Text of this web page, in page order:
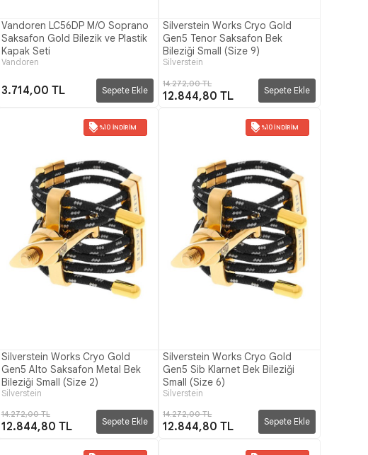
Vandoren LC56DP M/O Soprano
Saksafon Gold Bilezik ve Plastik
Kapak Seti
Vandoren
3.714,00 TL Sepete Ekle
Silverstein Works Cryo Gold
Gen5 Tenor Saksafon Bek
Bileziği Small (Size 9)
Silverstein
14.272,00 TL
12.844,80 TL Sepete Ekle
%10 İNDIRIM
Silverstein Works Cryo Gold
Gen5 Alto Saksafon Metal Bek
Bileziği Small (Size 2)
Silverstein
14.272,00 TL
12.844,80 TL Sepete Ekle
%10 İNDIRIM
Silverstein Works Cryo Gold
Gen5 Sib Klarnet Bek Bileziği
Small (Size 6)
Silverstein
14.272,00 TL
12.844,80 TL Sepete Ekle